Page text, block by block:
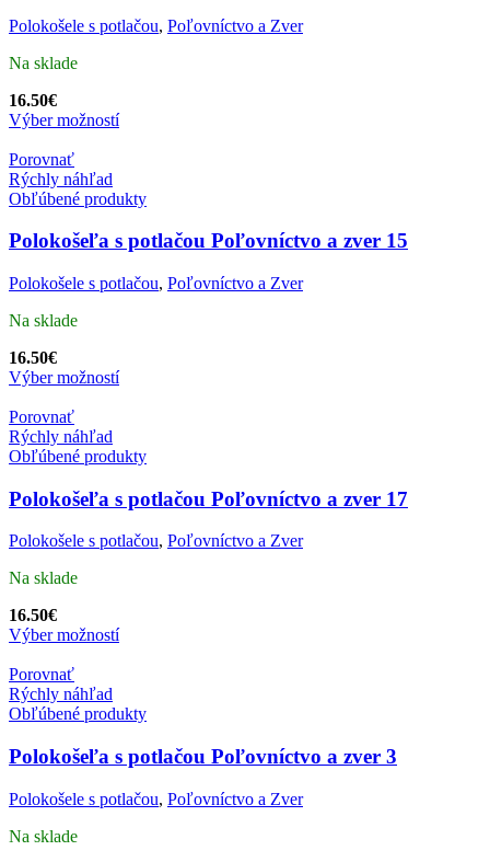
Polokošele s potlačou, Poľovníctvo a Zver
Na sklade
16.50€
Výber možností
Porovnať
Rýchly náhľad
Obľúbené produkty
Polokošeľa s potlačou Poľovníctvo a zver 15
Polokošele s potlačou, Poľovníctvo a Zver
Na sklade
16.50€
Výber možností
Porovnať
Rýchly náhľad
Obľúbené produkty
Polokošeľa s potlačou Poľovníctvo a zver 17
Polokošele s potlačou, Poľovníctvo a Zver
Na sklade
16.50€
Výber možností
Porovnať
Rýchly náhľad
Obľúbené produkty
Polokošeľa s potlačou Poľovníctvo a zver 3
Polokošele s potlačou, Poľovníctvo a Zver
Na sklade